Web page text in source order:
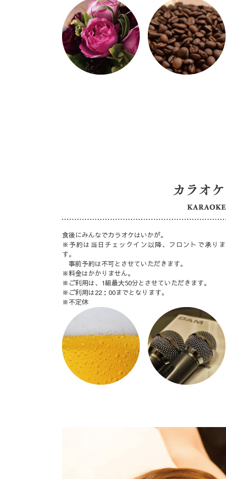
食後にみんなでカラオケはいかが。
※予約は当日チェックイン以降、フロントで承りま
す。
事前予約は不可とさせていただきます。
※料金はかかりません。
※ご利用は、1組最大50分とさせていただきます。
※ご利用は22：00までとなります。
※不定休